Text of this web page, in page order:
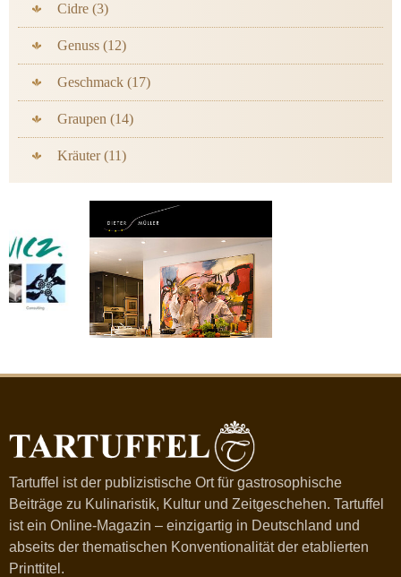
Cidre (3)
Genuss (12)
Geschmack (17)
Graupen (14)
Kräuter (11)
Tartuffel ist der publizistische Ort für gastrosophische
Beiträge zu Kulinaristik, Kultur und Zeitgeschehen. Tartuffel
ist ein Online-Magazin – einzigartig in Deutschland und
abseits der thematischen Konventionalität der etablierten
Printtitel.